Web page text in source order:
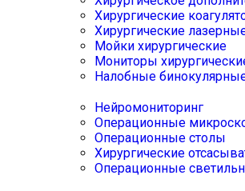
Хирургические
Хирургические
Мойки хирургические
Мониторы
Налобные
Нейромониторинг
Операционные
Операционные столы
Хирургические
Операционные